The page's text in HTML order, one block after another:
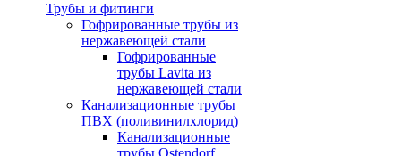
Трубы и фитинги
Гофрированные трубы из
нержавеющей стали
Гофрированные
трубы Lavita из
нержавеющей стали
Канализационные трубы
ПВХ (поливинилхлорид)
Канализационные